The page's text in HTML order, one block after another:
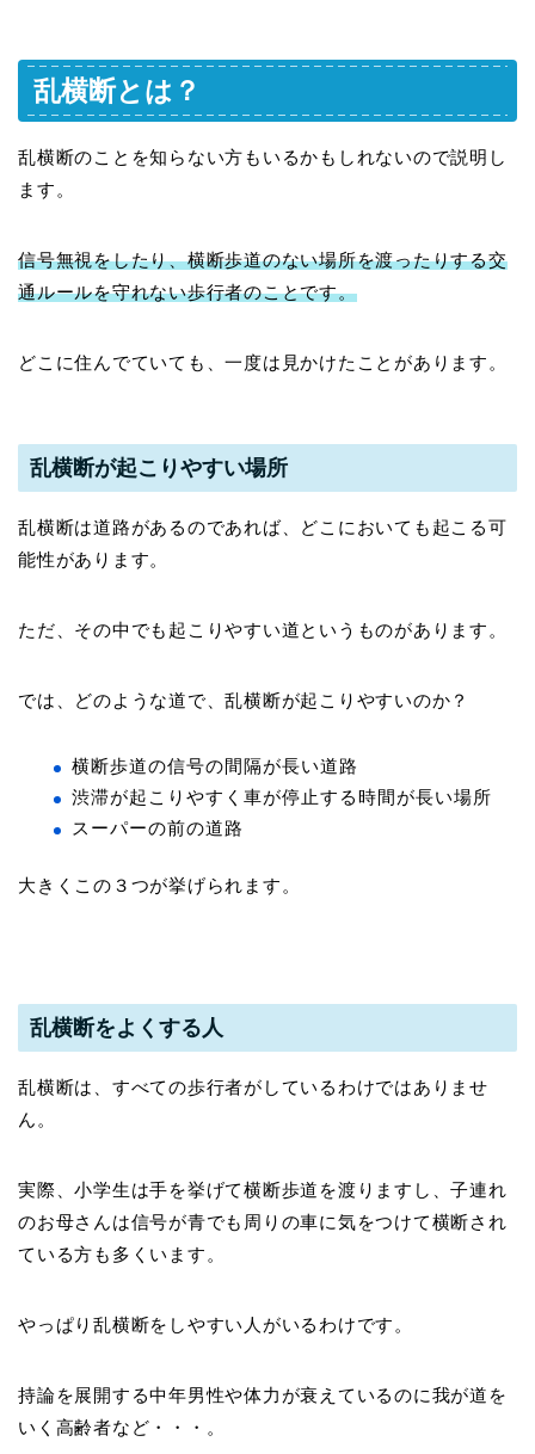
乱横断とは？
乱横断のことを知らない方もいるかもしれないので説明し
ます。
信号無視をしたり、横断歩道のない場所を渡ったりする交
通ルールを守れない歩行者のことです。
どこに住んでていても、一度は見かけたことがあります。
乱横断が起こりやすい場所
乱横断は道路があるのであれば、どこにおいても起こる可
能性があります。
ただ、その中でも起こりやすい道というものがあります。
では、どのような道で、乱横断が起こりやすいのか？
横断歩道の信号の間隔が長い道路
渋滞が起こりやすく車が停止する時間が長い場所
スーパーの前の道路
大きくこの３つが挙げられます。
乱横断をよくする人
乱横断は、すべての歩行者がしているわけではありませ
ん。
実際、小学生は手を挙げて横断歩道を渡りますし、子連れ
のお母さんは信号が青でも周りの車に気をつけて横断され
ている方も多くいます。
やっぱり乱横断をしやすい人がいるわけです。
持論を展開する中年男性や体力が衰えているのに我が道を
いく高齢者など・・・。